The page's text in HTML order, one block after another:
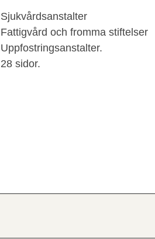
Sjukvårdsanstalter
Fattigvård och fromma stiftelser
Uppfostringsanstalter.
28 sidor.